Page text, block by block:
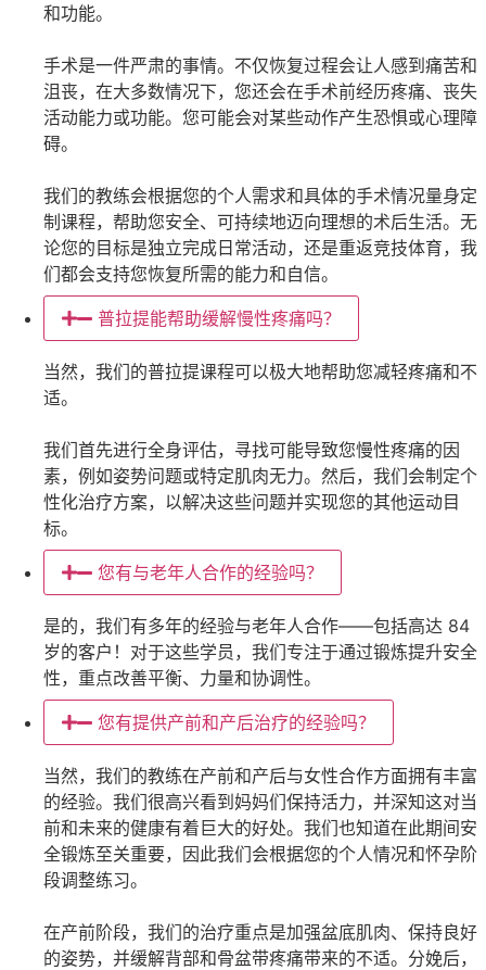
和功能。
手术是一件严肃的事情。不仅恢复过程会让人感到痛苦和
沮丧，在大多数情况下，您还会在手术前经历疼痛、丧失
活动能力或功能。您可能会对某些动作产生恐惧或心理障
碍。
我们的教练会根据您的个人需求和具体的手术情况量身定
制课程，帮助您安全、可持续地迈向理想的术后生活。无
论您的目标是独立完成日常活动，还是重返竞技体育，我
们都会支持您恢复所需的能力和自信。
普拉提能帮助缓解慢性疼痛吗？
当然，我们的普拉提课程可以极大地帮助您减轻疼痛和不
适。
我们首先进行全身评估，寻找可能导致您慢性疼痛的因
素，例如姿势问题或特定肌肉无力。然后，我们会制定个
性化治疗方案，以解决这些问题并实现您的其他运动目
标。
您有与老年人合作的经验吗？
是的，我们有多年的经验与老年人合作——包括高达 84
岁的客户！对于这些学员，我们专注于通过锻炼提升安全
性，重点改善平衡、力量和协调性。
您有提供产前和产后治疗的经验吗？
当然，我们的教练在产前和产后与女性合作方面拥有丰富
的经验。我们很高兴看到妈妈们保持活力，并深知这对当
前和未来的健康有着巨大的好处。我们也知道在此期间安
全锻炼至关重要，因此我们会根据您的个人情况和怀孕阶
段调整练习。
在产前阶段，我们的治疗重点是加强盆底肌肉、保持良好
的姿势，并缓解背部和骨盆带疼痛带来的不适。分娩后，